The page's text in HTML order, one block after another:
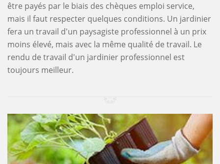
être payés par le biais des chèques emploi service,
mais il faut respecter quelques conditions. Un jardinier
fera un travail d'un paysagiste professionnel à un prix
moins élevé, mais avec la même qualité de travail. Le
rendu de travail d'un jardinier professionnel est
toujours meilleur.